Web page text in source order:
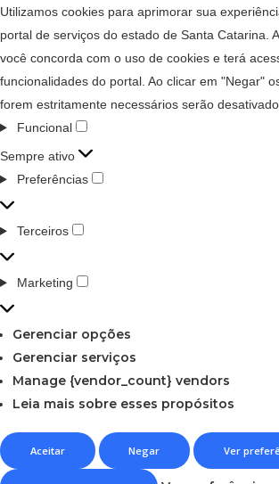
Utilizamos cookies para aprimorar sua
portal de serviços do estado de Santa Catarina.
você concorda com o uso de cookies e terá
funcionalidades do portal. Ao clicar em "Negar"
forem estritamente necessários serão
Funcional
Sempre ativo
Preferências
Terceiros
Marketing
Gerenciar opções
Gerenciar serviços
Manage {vendor_count} vendors
Leia mais sobre esses propósitos
Aceitar Negar Ver